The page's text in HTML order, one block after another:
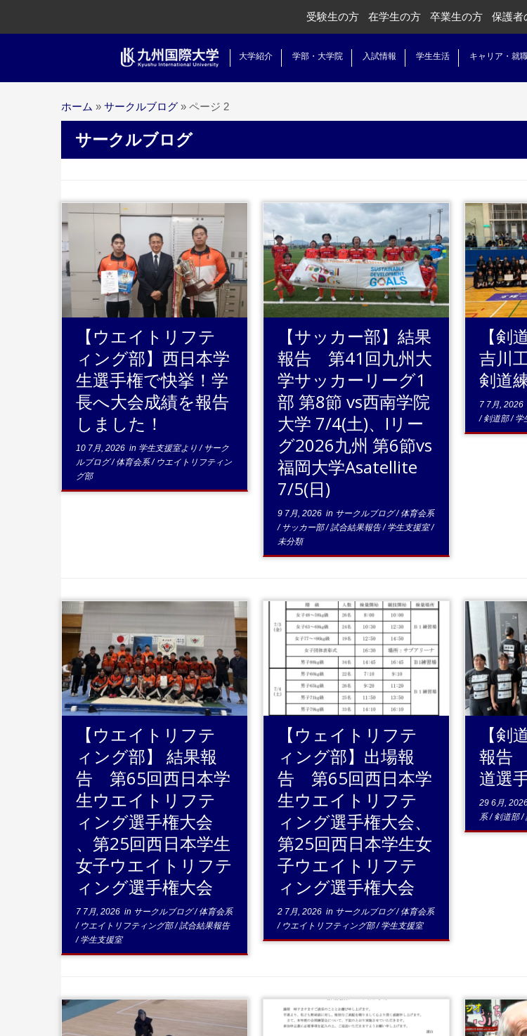
受験生の方 在学生の方 卒業生の方 保護者
大学紹介 学部・大学院 入試情報 学生生活 キャリア・就
ホーム » サークルブログ » ページ 2
サークルブログ
...続きを読む
【ウエイトリフテ
ィング部】西日本学
生選手権で快挙！学
長へ大会成績を報告
しました！
10 7月, 2026 in 学生支援室より/ サーク
ルブログ/体育会系/ ウエイトリフティン
グ部
...続きを読む
【サッカー部】結果
報告 第41回九州大
学サッカーリーグ1
部 第8節 vs西南学院
大学 7/4(土)、Iリー
グ2026九州 第6節vs
福岡大学Asatellite
7/5(日)
9 7月, 2026 in サークルブログ/体育会系
/ サッカー部/試合結果報告/学生支援室/
未分類
...続
【剣
吉川
剣道
7 7月, 2026
/剣道部/学
...続きを読む
【ウエイトリフテ
ィング部】 結果報
告 第65回西日本学
生ウエイトリフテ
ィング選手権大会
、第25回西日本学生
女子ウエイトリフテ
ィング選手権大会
7 7月, 2026 in サークルブログ/体育会系
/ ウエイトリフティング部/試合結果報告
/学生支援室
...続きを読む
【ウェイトリフテ
ィング部】出場報
告 第65回西日本学
生ウエイトリフテ
ィング選手権大会、
第25回西日本学生女
子ウエイトリフテ
ィング選手権大会
2 7月, 2026 in サークルブログ/体育会系
/ ウエイトリフティング部/学生支援室
...続
【剣
報告
道選
29 6月,
系/剣道部/